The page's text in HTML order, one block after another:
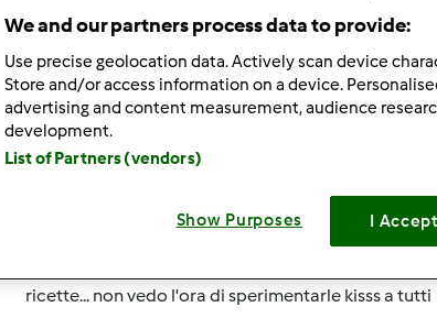
ciao a tutti aspettando con ansia l'arrivo del
ricette... non vedo l'ora di sperimentarle kisss a tutti
We and our partners process data to provide:
Use precise geolocation data. Actively scan device
Store and/or access information on a device.
advertising and content measurement, audience
development.
List of Partners (vendors)
Show Purposes I Accept